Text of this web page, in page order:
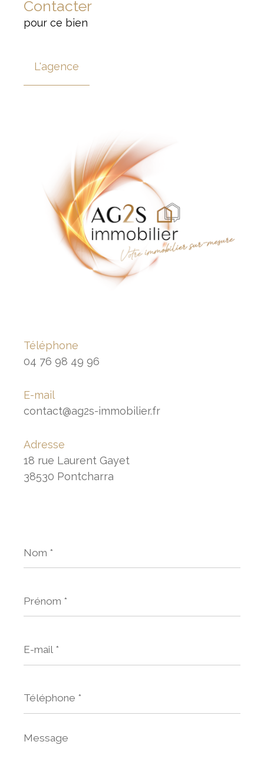
Contacter
pour ce bien
L'agence
Téléphone
04 76 98 49 96
E-mail
contact@ag2s-immobilier.fr
Adresse
18 rue Laurent Gayet
38530 Pontcharra
*
*
mail
*
Message
*